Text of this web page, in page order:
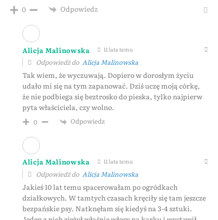
0 Odpowiedz
Alicja Malinowska 11 lata temu
Odpowiedź do Alicja Malinowska
Tak wiem, że wyczuwają. Dopiero w dorosłym życiu
udało mi się na tym zapanować. Dziś uczę moją córkę,
że nie podbiega się beztrosko do pieska, tylko najpierw
pyta właściciela, czy wolno.
0 Odpowiedz
Alicja Malinowska 11 lata temu
Odpowiedź do Alicja Malinowska
Jakieś 10 lat temu spacerowałam po ogródkach
działkowych. W tamtych czasach kręciły się tam jeszcze
bezpańskie psy. Natknęłam się kiedyś na 3-4 sztuki.